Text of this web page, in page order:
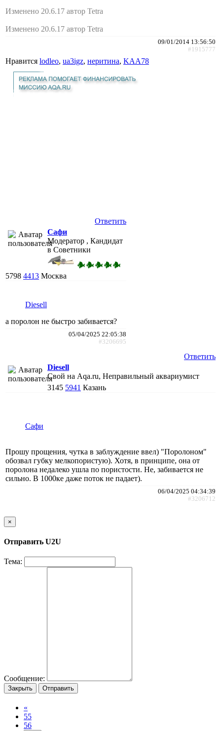
Изменено 20.6.17 автор Tetra
Изменено 20.6.17 автор Tetra
09/01/2014 13:56:50
#1915777
Нравится lodleo, ua3igz, неритина, KAA78
Ответить
Сафи
Модератор , Кандидат
в Советники
5798 4413 Москва
Diesell
а поролон не быстро забивается?
05/04/2025 22:05:38
#3206695
Ответить
Diesell
Свой на Aqa.ru, Неправильный аквариумист
3145 5941 Казань
Сафи
Прошу прощения, чутка в заблуждение ввел) "Поролоном"
обозвал губку мелкопористую). Хотя, в принципе, она от
поролона недалеко ушла по пористости. Не, забивается не
сильно. В 1000ке даже поток не падает).
06/04/2025 04:34:39
#3206712
×
Отправить U2U
Тема:
Сообщение:
Закрыть Отправить
«
55
56